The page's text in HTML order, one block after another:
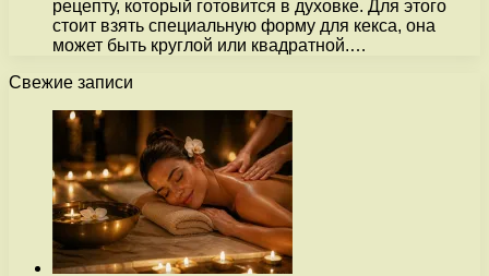
рецепту, который готовится в духовке. Для этого
стоит взять специальную форму для кекса, она
может быть круглой или квадратной.…
Свежие записи